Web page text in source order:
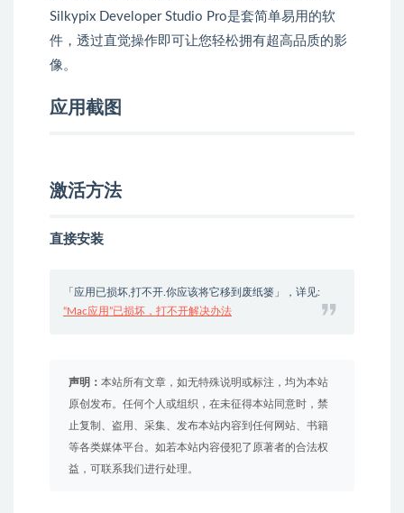
Silkypix Developer Studio Pro是套简单易用的软
件，透过直觉操作即可让您轻松拥有超高品质的影
像。
应用截图
激活方法
直接安装
「应用已损坏,打不开.你应该将它移到废纸篓」，详见:
“Mac应用”已损坏，打不开解决办法
声明： 本站所有文章，如无特殊说明或标注，均为本站
原创发布。任何个人或组织，在未征得本站同意时，禁
止复制、盗用、采集、发布本站内容到任何网站、书籍
等各类媒体平台。如若本站内容侵犯了原著者的合法权
益，可联系我们进行处理。